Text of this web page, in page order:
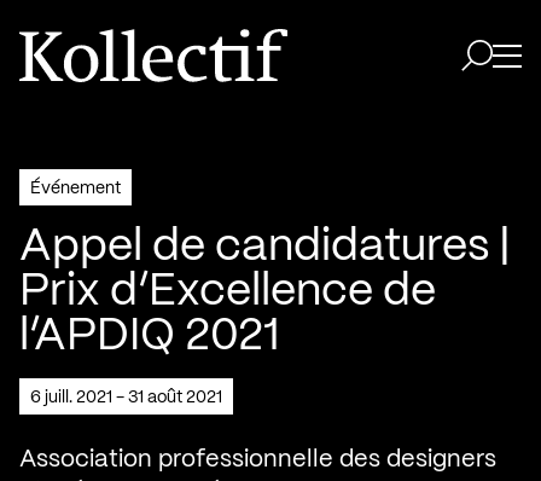
Aller à la page d'accueil
Logo Kollectif
Événement
Appel de candidatures |
Prix d’Excellence de
l’APDIQ 2021
6 juill. 2021 - 31 août 2021
Association professionnelle des designers